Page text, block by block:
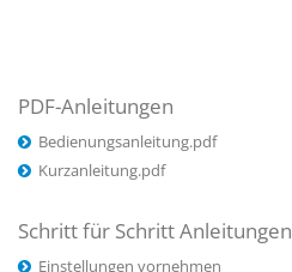
PDF-Anleitungen
Bedienungsanleitung.pdf
Kurzanleitung.pdf
Schritt für Schritt Anleitungen
Einstellungen vornehmen